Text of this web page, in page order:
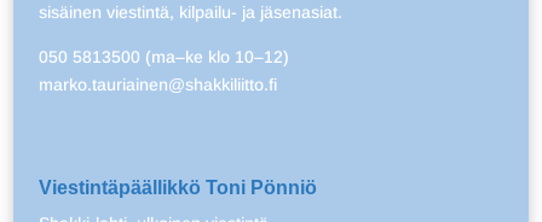
sisäinen viestintä, kilpailu- ja jäsenasiat.
050 5813500 (ma–ke klo 10–12)
marko.tauriainen@shakkiliitto.fi
Viestintäpäällikkö Toni Pönniö